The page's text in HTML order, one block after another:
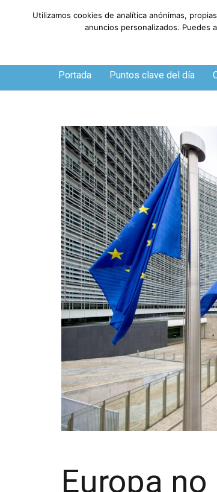
Viernes, 7 de agosto de 2026
Portada Puntos clave del día
Europa
Utilizamos cookies de analítica anónimas,
anuncios personalizados. Puedes